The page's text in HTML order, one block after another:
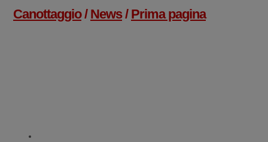
Canottaggio/ News/ Prima pagina